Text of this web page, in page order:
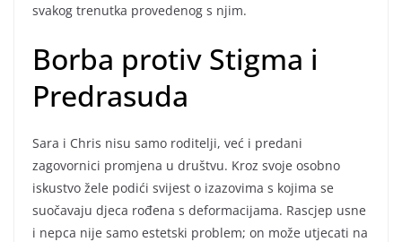
svakog trenutka provedenog s njim.
Borba protiv Stigma i
Predrasuda
Sara i Chris nisu samo roditelji, već i predani
zagovornici promjena u društvu. Kroz svoje osobno
iskustvo žele podići svijest o izazovima s kojima se
suočavaju djeca rođena s deformacijama. Rascjep usne
i nepca nije samo estetski problem; on može utjecati na